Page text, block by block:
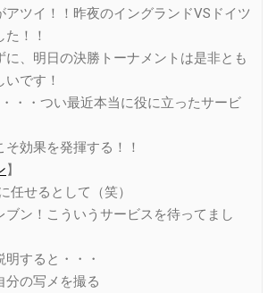
アツイ！！昨夜のイングランドVSドイツ
！！
に、明日の決勝トーナメントは是非とも
です！
・・つい最近本当に役に立ったサービ
効果を発揮する！！
】
任せるとして（笑）
ブン！こういうサービスを待ってまし
すると・・・
分の写メを撮る